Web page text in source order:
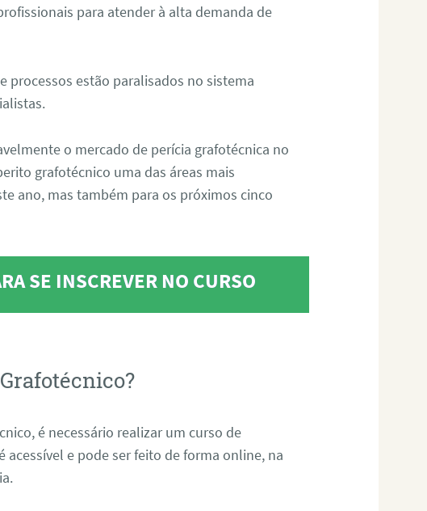
para atender à alta demanda de
processos estão paralisados no sistema
o mercado de perícia grafotécnica no
grafotécnico uma das áreas mais
ano, mas também para os próximos cinco
SE INSCREVER NO CURSO
é necessário realizar um curso de
acessível e pode ser feito de forma online, na